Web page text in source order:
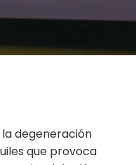
degeneración
que provoca